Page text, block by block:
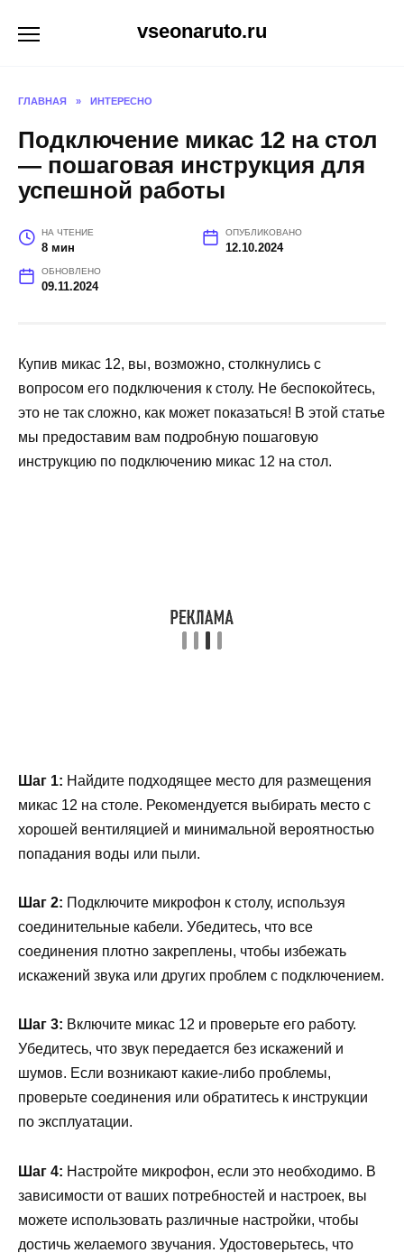
vseonaruto.ru
ГЛАВНАЯ » ИНТЕРЕСНО
Подключение микас 12 на стол
— пошаговая инструкция для
успешной работы
НА ЧТЕНИЕ
8 мин
ОПУБЛИКОВАНО
12.10.2024
ОБНОВЛЕНО
09.11.2024
Купив микас 12, вы, возможно, столкнулись с
вопросом его подключения к столу. Не беспокойтесь,
это не так сложно, как может показаться! В этой статье
мы предоставим вам подробную пошаговую
инструкцию по подключению микас 12 на стол.
Шаг 1: Найдите подходящее место для размещения
микас 12 на столе. Рекомендуется выбирать место с
хорошей вентиляцией и минимальной вероятностью
попадания воды или пыли.
Шаг 2: Подключите микрофон к столу, используя
соединительные кабели. Убедитесь, что все
соединения плотно закреплены, чтобы избежать
искажений звука или других проблем с подключением.
Шаг 3: Включите микас 12 и проверьте его работу.
Убедитесь, что звук передается без искажений и
шумов. Если возникают какие-либо проблемы,
проверьте соединения или обратитесь к инструкции
по эксплуатации.
Шаг 4: Настройте микрофон, если это необходимо. В
зависимости от ваших потребностей и настроек, вы
можете использовать различные настройки, чтобы
достичь желаемого звучания. Удостоверьтесь, что